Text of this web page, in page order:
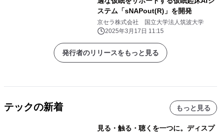
ステム「sNAPout(R)」を開発
京セラ株式会社 国立大学法人筑波大学
2025年3月17日 11:15
発行者のリリースをもっと見る
テックの新着 もっと見る
見る・触る・聴くを一つに。ディスプ